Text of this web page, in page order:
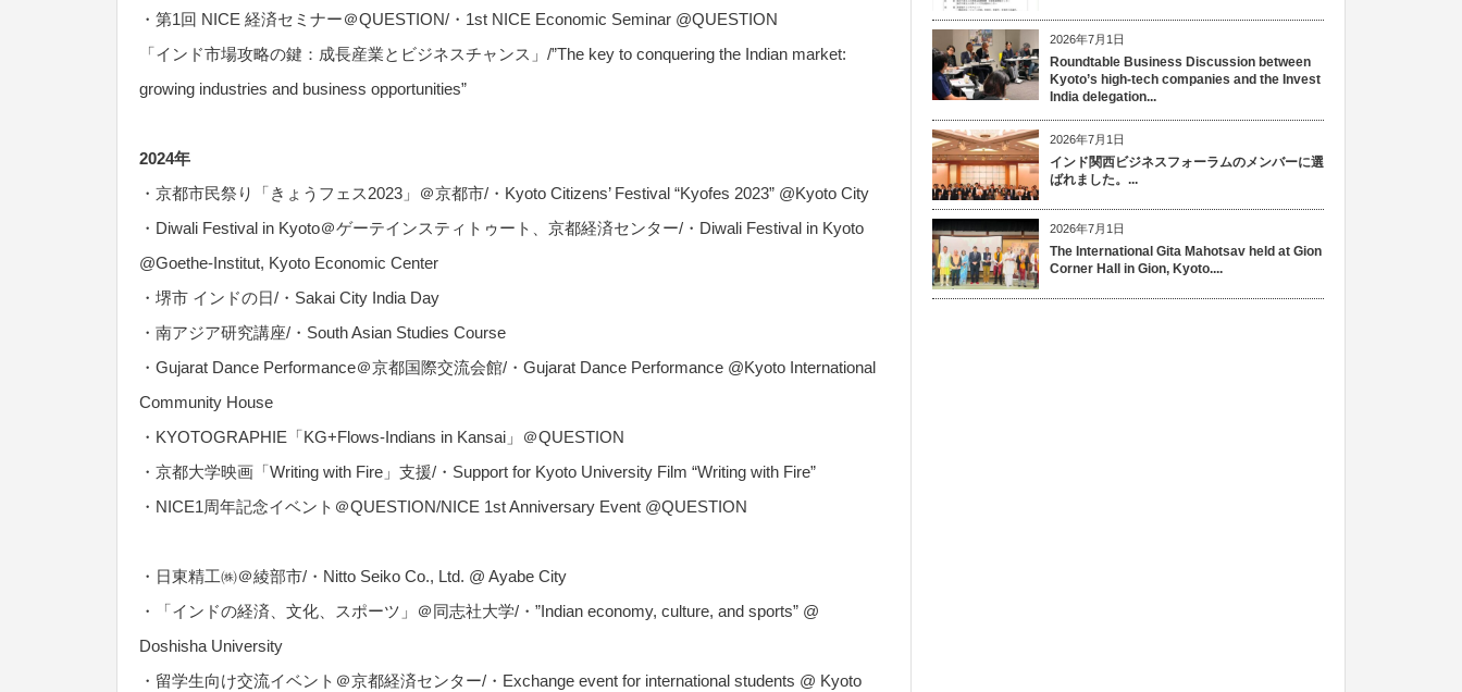
・第1回 NICE 経済セミナー＠QUESTION/・1st NICE Economic Seminar @QUESTION
「インド市場攻略の鍵：成長産業とビジネスチャンス」/”The key to conquering the Indian market:
growing industries and business opportunities”
2024年
・京都市民祭り「きょうフェス2023」＠京都市/・Kyoto Citizens’ Festival “Kyofes 2023” @Kyoto City
・Diwali Festival in Kyoto＠ゲーテインスティトゥート、京都経済センター/・Diwali Festival in Kyoto
@Goethe-Institut, Kyoto Economic Center
・堺市 インドの日/・Sakai City India Day
・南アジア研究講座/・South Asian Studies Course
・Gujarat Dance Performance＠京都国際交流会館/・Gujarat Dance Performance @Kyoto International
Community House
・KYOTOGRAPHIE「KG+Flows-Indians in Kansai」＠QUESTION
・京都大学映画「Writing with Fire」支援/・Support for Kyoto University Film “Writing with Fire”
・NICE1周年記念イベント＠QUESTION/NICE 1st Anniversary Event @QUESTION
・日東精工㈱＠綾部市/・Nitto Seiko Co., Ltd. @ Ayabe City
・「インドの経済、文化、スポーツ」＠同志社大学/・”Indian economy, culture, and sports” @
Doshisha University
・留学生向け交流イベント＠京都経済センター/・Exchange event for international students @ Kyoto
2026年7月1日
Roundtable Business Discussion between
Kyoto’s high-tech companies and the Invest
India delegation...
2026年7月1日
インド関西ビジネスフォーラムのメンバーに選
ばれました。...
2026年7月1日
The International Gita Mahotsav held at Gion
Corner Hall in Gion, Kyoto....